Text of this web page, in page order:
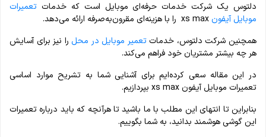
دلتوس یک شرکت خدمات حرفه‌ای موبایل است که خدمات تعمیرات
موبایل آیفون
همچنین شرکت دلتوس، خدماتتعمیر موبایل در محل را نیز برای آسایش
هر چه بیشتر مشتریان خود فراهم می‌کند.
در این مقاله سعی کرده‌ایم برای آشنایی شما به تشریح موارد اساسی
تعمیرات موبایل آیفون xs max بپردازیم.
بنابراین تا انتهای این مطلب با ما باشید تا هرآنچه که باید درباره تعمیرات
این گوشی هوشمند بدانید، به شما بگوییم.